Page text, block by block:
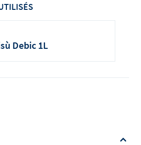
Debic 1L